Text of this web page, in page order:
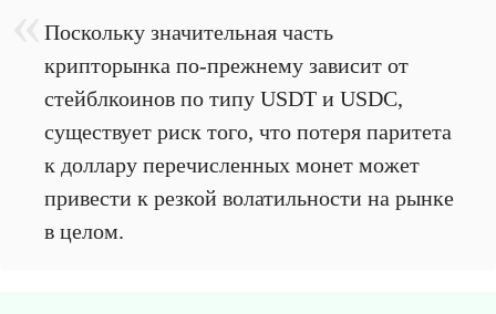
Поскольку значительная часть
крипторынка по-прежнему зависит от
стейблкоинов по типу USDT и USDC,
существует риск того, что потеря паритета
к доллару перечисленных монет может
привести к резкой волатильности на рынке
в целом.